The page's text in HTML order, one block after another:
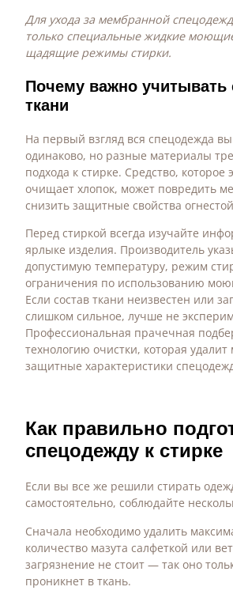
Для ухода за мембранной
только специальные жидкие
щадящие режимы стирки.
Почему важно учитывать
ткани
На первый взгляд вся спецодежда
одинаково, но разные материалы
подхода к стирке. Средство, которое
очищает хлопок, может повредить
снизить защитные свойства
Перед стиркой всегда изучайте
ярлыке изделия. Производитель
допустимую температуру, режим
ограничения по использованию
Если состав ткани неизвестен или
слишком сильное, лучше не
Профессиональная прачечная
технологию очистки, которая удалит
защитные характеристики
Как правильно
спецодежду к стирке
Если вы все же решили стирать
самостоятельно, соблюдайте
Сначала необходимо удалить
количество мазута салфеткой или
загрязнение не стоит — так оно
проникнет в ткань.